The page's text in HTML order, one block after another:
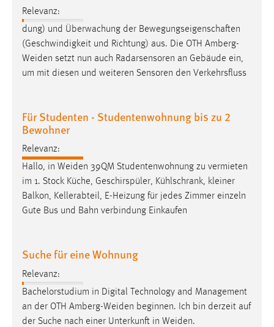
Relevanz:
dung) und Überwachung der Bewegungseigenschaften
(Geschwindigkeit und Richtung) aus. Die OTH Amberg-
Weiden setzt nun auch Radarsensoren an Gebäude ein,
um mit diesen und weiteren Sensoren den Verkehrsfluss
Für Studenten - Studentenwohnung bis zu 2
Bewohner
Relevanz:
Hallo, in Weiden 39QM Studentenwohnung zu vermieten
im 1. Stock Küche, Geschirspüler, Kühlschrank, kleiner
Balkon, Kellerabteil, E-Heizung für jedes Zimmer einzeln
Gute Bus und Bahn verbindung Einkaufen
Suche für eine Wohnung
Relevanz:
Bachelorstudium in Digital Technology and Management
an der OTH Amberg-Weiden beginnen. Ich bin derzeit auf
der Suche nach einer Unterkunft in Weiden.
Sprachpräferenz
Name:
site-language-preference
Das Cookie speichert die gewählte Sprache der Website.
Cookie Laufzeit:
30 Tage
Chat
Name:
Zweck:
Wird benötigt um die Chatfunktion nutzen zu können.
Cookie Laufzeit:
MibewSessionID, mibew-chat-frame-style-
5e9dbeb1811c0446 = Sitzungslaufzeit, mibew_locale = 3